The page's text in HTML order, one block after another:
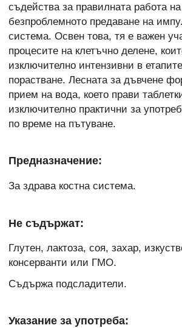
съдейства за правилната работа
безпроблемното предаване на
система. Освен това, тя е важен
процесите на клетъчно делене,
изключително интензивни в
порастване. Лесната за дъвчене
прием на вода, което прави
изключително практични за
по време на пътуване.
Предназначение:
За здрава костна система.
Не съдържат:
Глутен, лактоза, соя, захар,
консерванти или ГМО.
Съдържа подсладители.
Указание за употреба: